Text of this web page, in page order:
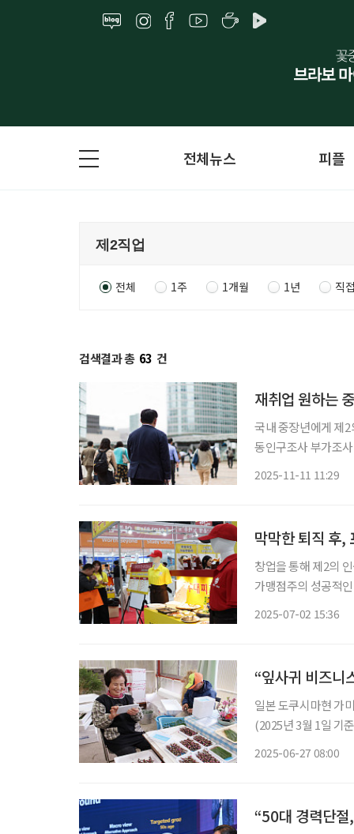
전체뉴스 피플
전체 1주 1개월 1년 직
검색결과 총 63 건
재취업 원하는
국내 중장년에게 제2
동인구조사 부가조
2025-11-11 11:29
막막한 퇴직 후,
창업을 통해 제2의
가맹점주의 성공적인 안착을 위
2025-07-02 15:36
“잎사귀 비즈니
일본 도쿠시마현 가
(2025년 3월 1일 기
2025-06-27 08:00
“50대 경력단절